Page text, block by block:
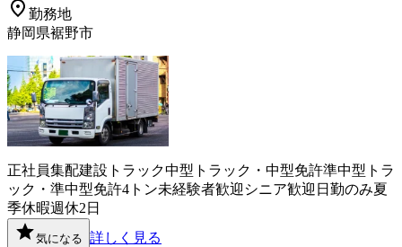
勤務地
静岡県裾野市
正社員集配建設 トラック中型トラック・中型免許準中型トラ
ック・準中型免許4トン未経験者歓迎 シニア歓迎 日勤のみ夏
季休暇週休2日
気になる 詳しく見る